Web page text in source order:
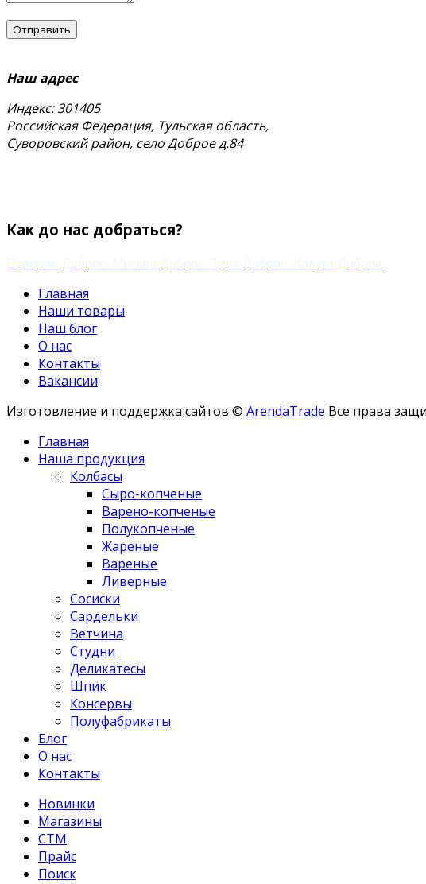
Наш адрес
Индекс: 301405
Российская Федерация, Тульская область,
Суворовский район, село Доброе д.84
Как до нас добраться?
Главная
Наши товары
Наш блог
О нас
Контакты
Вакансии
Изготовление и поддержка сайтов © ArendaTrade Все права
Главная
Наша продукция
Колбасы
Сыро-копченые
Варено-копченые
Полукопченые
Жареные
Вареные
Ливерные
Сосиски
Сардельки
Ветчина
Студни
Деликатесы
Шпик
Консервы
Полуфабрикаты
Блог
О нас
Контакты
Новинки
Магазины
СТМ
Прайс
Поиск